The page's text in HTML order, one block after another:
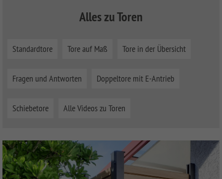
Alles zu Toren
Standardtore Tore auf Maß Tore in der Übersicht
Fragen und Antworten Doppeltore mit E-Antrieb
Schiebetore Alle Videos zu Toren